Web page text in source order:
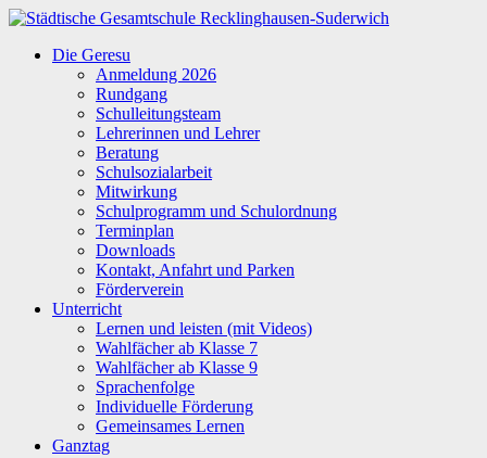
Zum
springen
Städtische
Gesamtschule
Recklinghausen-
Suderwich
Die Geresu
Anmeldung 2026
Rundgang
Schulleitungsteam
Lehrerinnen und Lehrer
Beratung
Schulsozialarbeit
Mitwirkung
Schulprogramm und Schulordnung
Terminplan
Downloads
Kontakt, Anfahrt und Parken
Förderverein
Unterricht
Lernen und leisten (mit Videos)
Wahlfächer ab Klasse 7
Wahlfächer ab Klasse 9
Sprachenfolge
Individuelle Förderung
Gemeinsames Lernen
Ganztag